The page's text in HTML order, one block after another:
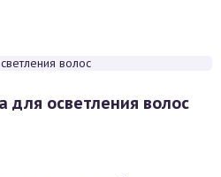
для осветления волос